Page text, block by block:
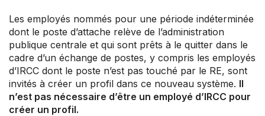
À propos de l’ACFO-ACAF
Les employés nommés pour une période indéterminée
dont le poste d’attache relève de l’administration
publique centrale et qui sont prêts à le quitter dans le
cadre d’un échange de postes, y compris les employés
d’IRCC dont le poste n’est pas touché par le RE, sont
invités à créer un profil dans ce nouveau système. Il
n’est pas nécessaire d’être un employé d’IRCC pour
créer un profil.